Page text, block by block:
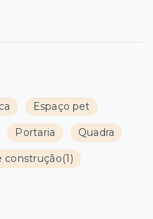
Espaço pet
Portaria Quadra
construção(1)